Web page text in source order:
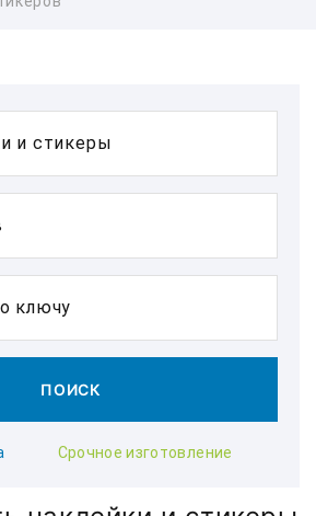
ключу
ПОИСК
Срочное изготовление